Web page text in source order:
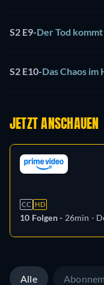
S2 E9-Der Tod
S2 E10-Das Chaos
JETZT ANSCHAUEN
CC HD
10 Folgen - 26min -
Portugiesisch,
Alle